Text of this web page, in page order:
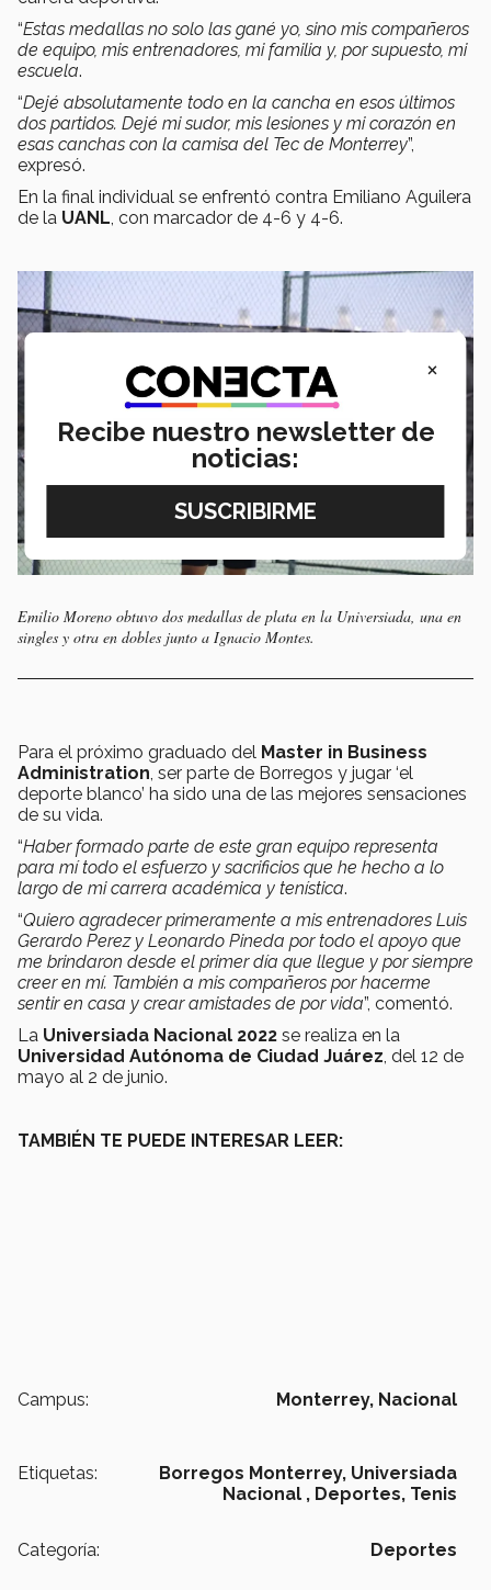
“Estas medallas no solo las gané yo, sino mis compañeros
de equipo, mis entrenadores, mi familia y, por supuesto, mi
escuela.
“Dejé absolutamente todo en la cancha en esos últimos
dos partidos. Dejé mi sudor, mis lesiones y mi corazón en
esas canchas con la camisa del Tec de Monterrey”,
expresó.
En la final individual se enfrentó contra Emiliano Aguilera
de la UANL, con marcador de 4-6 y 4-6.
Emilio Moreno obtuvo dos medallas de plata en la Universiada, una en
singles y otra en dobles junto a Ignacio Montes.
Para el próximo graduado del Master in Business
Administration, ser parte de Borregos y jugar ‘el
deporte blanco’ ha sido una de las mejores sensaciones
de su vida.
“Haber formado parte de este gran equipo representa
para mí todo el esfuerzo y sacrificios que he hecho a lo
largo de mi carrera académica y tenística.
“Quiero agradecer primeramente a mis entrenadores Luis
Gerardo Perez y Leonardo Pineda por todo el apoyo que
me brindaron desde el primer día que llegue y por siempre
creer en mí. También a mis compañeros por hacerme
sentir en casa y crear amistades de por vida”, comentó.
La Universiada Nacional 2022 se realiza en la
Universidad Autónoma de Ciudad Juárez, del 12 de
mayo al 2 de junio.
TAMBIÉN TE PUEDE INTERESAR LEER:
Campus: Monterrey, Nacional
Etiquetas: Borregos Monterrey, Universiada
Nacional , Deportes, Tenis
Categoría: Deportes
×
Recibe nuestro newsletter de
noticias: